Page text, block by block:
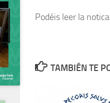
Podéis leer la
TAMBIÉN TE